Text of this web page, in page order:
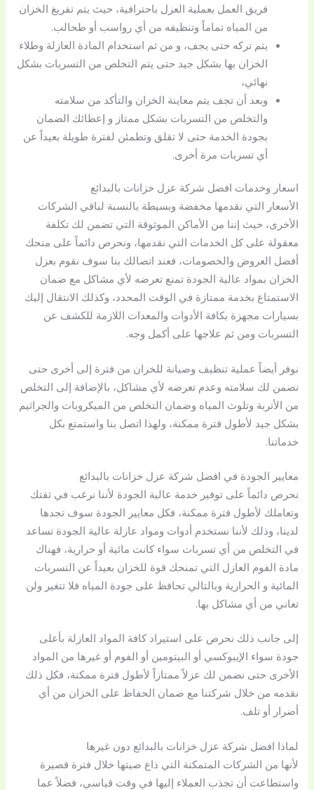
فريق العمل بعملية العزل باحترافية، حيث يتم تفريغ الخزان
من المياه تماماً وتنظيفه من أي رواسب أو طحالب.
يتم تركه حتى يجف، و من ثم استخدام المادة العازلة وطلاء
الخزان بها بشكل جيد حتى يتم التخلص من التسربات بشكل
نهائي،
وبعد أن تجف يتم معاينة الخزان والتأكد من سلامته
والتخلص من التسربات بشكل ممتاز و إعطائك الضمان
بجودة الخدمة حتى لا تقلق وتطمئن لفترة طويلة بعيداً عن
أي تسربات مرة أخرى.
اسعار وخدمات افضل شركة عزل خزانات بالبدائع
الأسعار التي نقدمها مخفضة وبسيطة بالنسبة لباقي الشركات
الأخرى، حيث إننا من الأماكن الموثوقة التي تضمن لك تكلفة
معقولة على كل الخدمات التي نقدمها، ونحرص دائماً على منحك
أفضل العروض والخصومات، فعند اتصالك بنا سوف نقوم بعزل
الخزان بمواد عالية الجودة تمنع تعرضه لأي مشاكل مع ضمان
الاستمتاع بخدمة ممتازة في الوقت المحدد، وكذلك الانتقال إليك
بسيارات مجهزة بكافة الأدوات والمعدات اللازمة للكشف عن
التسربات ومن ثم علاجها على أكمل وجه.
نوفر أيضاً عملية تنظيف وصيانة للخزان من فترة إلى أخرى حتى
نضمن لك سلامته وعدم تعرضه لأي مشاكل، بالإضافة إلى التخلص
من الأتربة وتلوث المياه وضمان التخلص من الميكروبات والجراثيم
بشكل جيد لأطول فترة ممكنة، ولهذا اتصل بنا واستمتع بكل
خدماتنا.
معايير الجودة في افضل شركة عزل خزانات بالبدائع
نحرص دائماً على توفير خدمة عالية الجودة لأننا نرغب في ثقتك
وتعاملك لأطول فترة ممكنة، فكل معايير الجودة سوف تجدها
لدينا، وذلك لأننا نستخدم أدوات ومواد عازلة عالية الجودة تساعد
في التخلص من أي تسربات سواء كانت مائية أو حرارية، فهناك
مادة الفوم العازل التي تمنحك قوة للخزان بعيداً عن التسربات
المائية و الحرارية وبالتالي تحافظ على جودة المياه فلا تتغير ولن
تعاني من أي مشاكل بها.
إلى جانب ذلك نحرص على استيراد كافة المواد العازلة بأعلى
جودة سواء الإيبوكسي أو البيتومين أو الفوم أو غيرها من المواد
الأخرى حتى نضمن لك عزلاً ممتازاً لأطول فترة ممكنة، فكل ذلك
نقدمه من خلال شركتنا مع ضمان الحفاظ على الخزان من أي
أضرار أو تلف.
لماذا افضل شركة عزل خزانات بالبدائع دون غيرها
لأنها من الشركات المتمكنة التي ذاع صيتها خلال فترة قصيرة
واستطاعت أن تجذب العملاء إليها في وقت قياسي، فضلاً عما